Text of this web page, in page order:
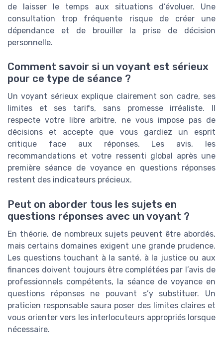
de laisser le temps aux situations d’évoluer. Une
consultation trop fréquente risque de créer une
dépendance et de brouiller la prise de décision
personnelle.
Comment savoir si un voyant est sérieux
pour ce type de séance ?
Un voyant sérieux explique clairement son cadre, ses
limites et ses tarifs, sans promesse irréaliste. Il
respecte votre libre arbitre, ne vous impose pas de
décisions et accepte que vous gardiez un esprit
critique face aux réponses. Les avis, les
recommandations et votre ressenti global après une
première séance de voyance en questions réponses
restent des indicateurs précieux.
Peut on aborder tous les sujets en
questions réponses avec un voyant ?
En théorie, de nombreux sujets peuvent être abordés,
mais certains domaines exigent une grande prudence.
Les questions touchant à la santé, à la justice ou aux
finances doivent toujours être complétées par l’avis de
professionnels compétents, la séance de voyance en
questions réponses ne pouvant s’y substituer. Un
praticien responsable saura poser des limites claires et
vous orienter vers les interlocuteurs appropriés lorsque
nécessaire.